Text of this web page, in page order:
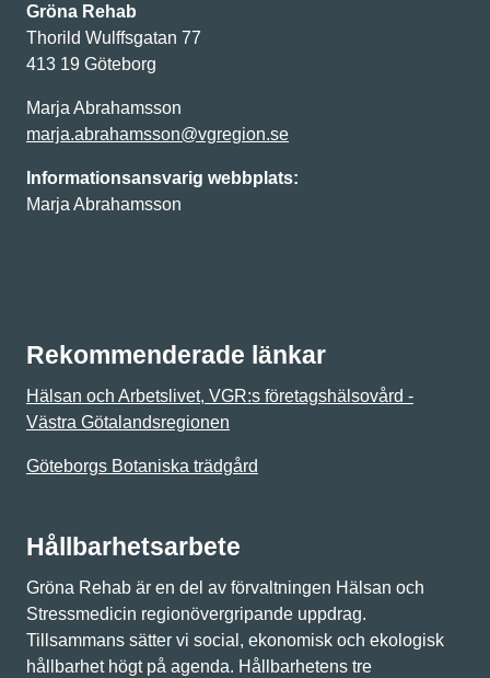
Gröna Rehab
Thorild Wulffsgatan 77
413 19 Göteborg
Marja Abrahamsson
marja.abrahamsson@vgregion.se
Informationsansvarig webbplats:
Marja Abrahamsson
Rekommenderade länkar
Hälsan och Arbetslivet, VGR:s företagshälsovård -
Västra Götalandsregionen
Göteborgs Botaniska trädgård
Hållbarhetsarbete
Gröna Rehab är en del av förvaltningen Hälsan och
Stressmedicin regionövergripande uppdrag.
Tillsammans sätter vi social, ekonomisk och ekologisk
hållbarhet högt på agenda. Hållbarhetens tre